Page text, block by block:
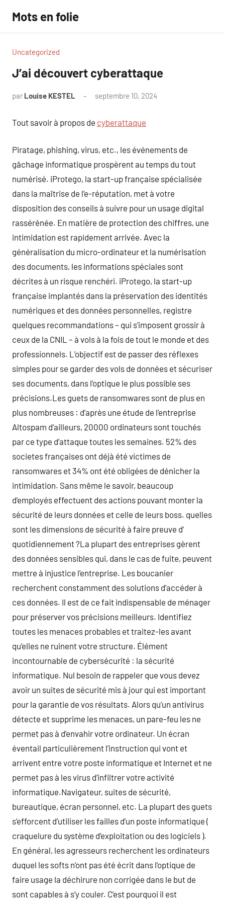
contenu
Mots en folie
Uncategorized
J’ai découvert cyberattaque
par Louise KESTEL septembre 10, 2024
Tout savoir à propos de cyberattaque
Piratage, phishing, virus, etc., les événements de
gâchage informatique prospèrent au temps du tout
numérisé. iProtego, la start-up française spécialisée
dans la maîtrise de l’e-réputation, met à votre
disposition des conseils à suivre pour un usage digital
rassérénée. En matière de protection des chiffres, une
intimidation est rapidement arrivée. Avec la
généralisation du micro-ordinateur et la numérisation
des documents, les informations spéciales sont
décrites à un risque renchéri. iProtego, la start-up
française implantés dans la préservation des identités
numériques et des données personnelles, registre
quelques recommandations – qui s’imposent grossir à
ceux de la CNIL – à vols à la fois de tout le monde et des
professionnels. L’objectif est de passer des réflexes
simples pour se garder des vols de données et sécuriser
ses documents, dans l’optique le plus possible ses
précisions.Les guets de ransomwares sont de plus en
plus nombreuses : d’après une étude de l’entreprise
Altospam d’ailleurs, 20000 ordinateurs sont touchés
par ce type d’attaque toutes les semaines. 52% des
societes françaises ont déjà été victimes de
ransomwares et 34% ont été obligées de dénicher la
intimidation. Sans même le savoir, beaucoup
d’employés effectuent des actions pouvant monter la
sécurité de leurs données et celle de leurs boss. quelles
sont les dimensions de sécurité à faire preuve d’
quotidiennement ?La plupart des entreprises gèrent
des données sensibles qui, dans le cas de fuite, peuvent
mettre à injustice l’entreprise. Les boucanier
recherchent constamment des solutions d’accéder à
ces données. Il est de ce fait indispensable de ménager
pour préserver vos précisions meilleurs. Identifiez
toutes les menaces probables et traitez-les avant
qu’elles ne ruinent votre structure. Élément
incontournable de cybersécurité : la sécurité
informatique. Nul besoin de rappeler que vous devez
avoir un suites de sécurité mis à jour qui est important
pour la garantie de vos résultats. Alors qu’un antivirus
détecte et supprime les menaces, un pare-feu les ne
permet pas à d’envahir votre ordinateur. Un écran
éventail particulièrement l’instruction qui vont et
arrivent entre votre poste informatique et Internet et ne
permet pas à les virus d’infiltrer votre activité
informatique.Navigateur, suites de sécurité,
bureautique, écran personnel, etc. La plupart des guets
s’efforcent d’utiliser les failles d’un poste informatique (
craquelure du système d’exploitation ou des logiciels ).
En général, les agresseurs recherchent les ordinateurs
duquel les softs n’ont pas été écrit dans l’optique de
faire usage la déchirure non corrigée dans le but de
sont capables à s’y couler. C’est pourquoi il est